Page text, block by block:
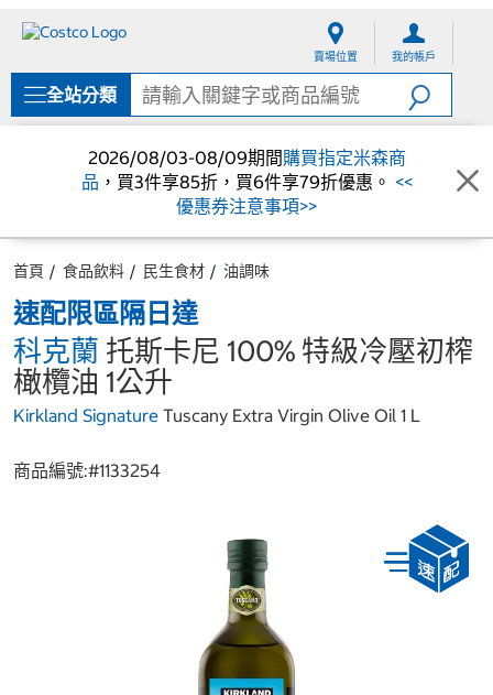
單
賣場位置 我的帳戶
全站分類
2026/08/03-08/09期間購買指定米森商
品 ，買3件享85折，買6件享79折優惠。 <<
優惠券注意事項>>
首頁 食品飲料 民生食材 油調味
速配限區隔日達
科克蘭 托斯卡尼 100% 特級冷壓初榨
橄欖油 1公升
Kirkland Signature Tuscany Extra Virgin Olive Oil 1 L
商品編號:#1133254